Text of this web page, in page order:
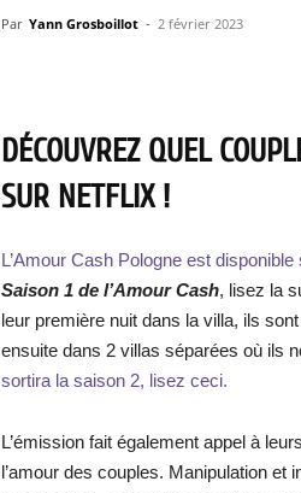
Par Yann Grosboillot - 2 février 2023
DÉCOUVREZ QUEL
SUR NETFLIX !
L’Amour Cash Pologne est disponible
Saison 1 de l’Amour Cash, lisez la
leur première nuit dans la villa, ils
ensuite dans 2 villas séparées où ils
sortira la saison 2, lisez ceci.
L’émission fait également appel à
l’amour des couples. Manipulation